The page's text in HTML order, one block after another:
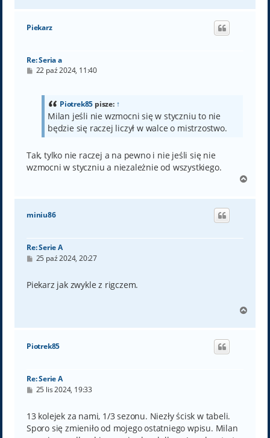
g
Piekarz
Re: Seria a
P22 paź 2024, 11:40
Piotrek85 pisze: ↑
Milan jeśli nie wzmocni się w styczniu to nie
będzie się raczej liczył w walce o mistrzostwo.
Tak, tylko nie raczej a na pewno i nie jeśli się nie
wzmocni w styczniu a niezależnie od wszystkiego.
g
miniu86
Re: Serie A
P
t
25 paź 2024, 20:27
Piekarz jak zwykle z rigczem.
g
Piotrek85
Re: Serie A
P
t
25 lis 2024, 19:33
13 kolejek za nami, 1/3 sezonu. Niezły ścisk w tabeli.
Sporo się zmieniło od mojego ostatniego wpisu. Milan